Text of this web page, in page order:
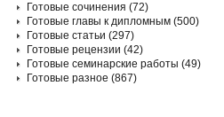
Готовые сочинения (72)
Готовые главы к дипломным (500)
Готовые статьи (297)
Готовые рецензии (42)
Готовые семинарские работы (49)
Готовые разное (867)